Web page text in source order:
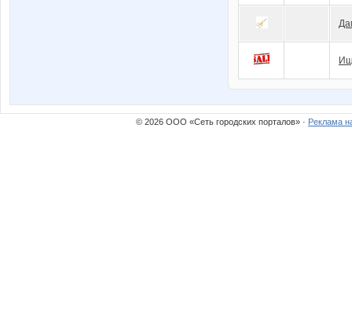
© 2026 ООО «Сеть городских порталов» · Реклама